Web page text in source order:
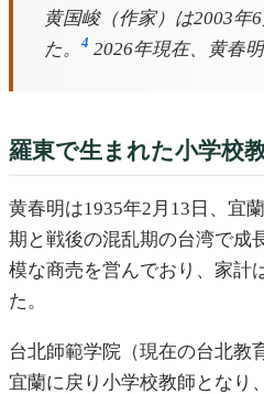
黄国峻（作家）は2003年
た。
4 2026年現在、黄春
羅東で生まれた小学校
黄春明は1935年2月13日、宜
期と戦後の混乱期の台湾で成
模な商売を営んでおり、家計
た。
台北師範学院（現在の台北教
宜蘭に戻り小学校教師となり